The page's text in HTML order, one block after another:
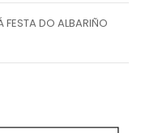
DO ALBARIÑO